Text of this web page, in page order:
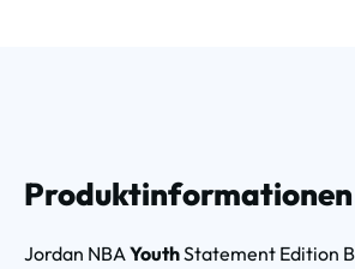
Produktinformationen
Jordan NBAYouthStatement Edition